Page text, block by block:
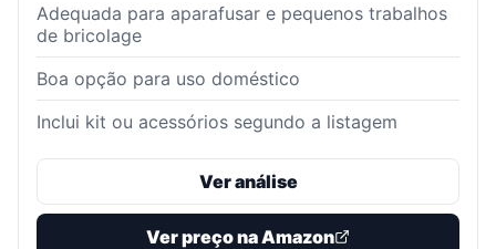
Adequada para aparafusar e pequenos trabalhos
de bricolage
Boa opção para uso doméstico
Inclui kit ou acessórios segundo a listagem
Ver análise
Ver preço na Amazon